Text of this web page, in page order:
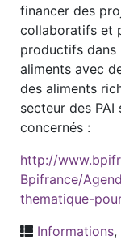
financer des
collaboratifs et
productifs dans
aliments avec
des aliments
secteur des
concernés :
http://
Bpifrance/
thematique-
Informations,